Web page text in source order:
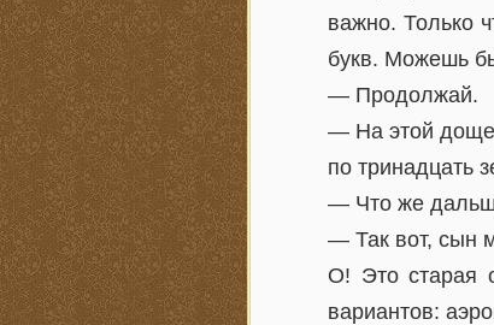
важно. Только
букв. Можешь
— Продолжай.
— На этой
по тринадцать
— Что же
— Так вот, сын
О! Это старая
вариантов: